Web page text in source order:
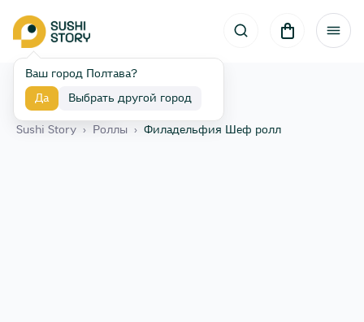
Ваш город Полтава?
Да Выбрать другой город
Назад
Sushi Story › Роллы › Филадельфия Шеф ролл